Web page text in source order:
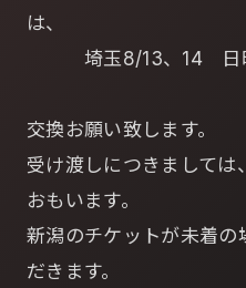
は、
埼玉8/13、14 日時
交換お願い致します。
受け渡しにつきましては
おもいます。
新潟のチケットが未着の
だきます。